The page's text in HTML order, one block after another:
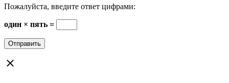
Пожалуйста, введите ответ цифрами:
один × пять =